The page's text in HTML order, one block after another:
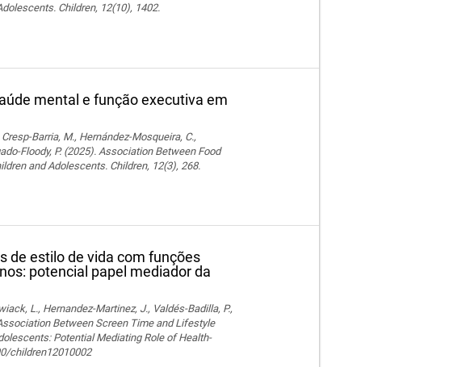
Children, 12(10), 1402.
mental e função executiva em
Barria, M., Hernández-Mosqueira, C.,
Floody, P. (2025). Association Between Food
and Adolescents. Children, 12(3), 268.
de estilo de vida com funções
potencial papel mediador da
L., Hernandez-Martinez, J., Valdés-Badilla, P.,
Between Screen Time and Lifestyle
Potential Mediating Role of Health-
children12010002